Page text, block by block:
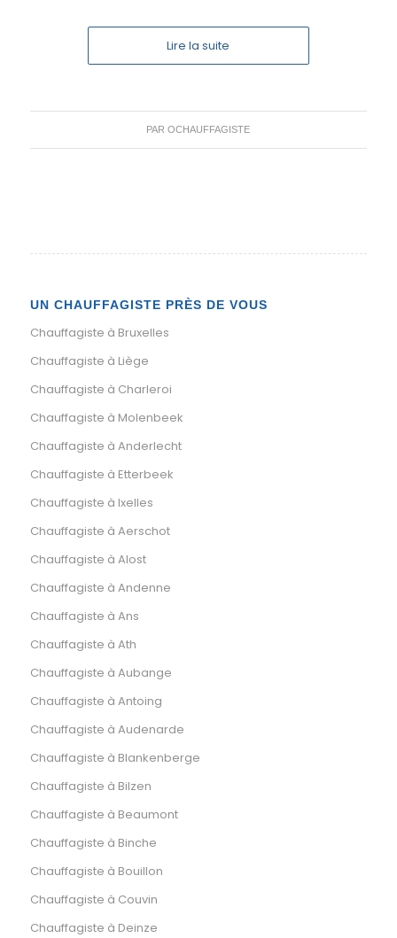
Lire la suite
PAROCHAUFFAGISTE
UN CHAUFFAGISTE PRÈS DE VOUS
Chauffagiste à Bruxelles
Chauffagiste à Liège
Chauffagiste à Charleroi
Chauffagiste à Molenbeek
Chauffagiste à Anderlecht
Chauffagiste à Etterbeek
Chauffagiste à Ixelles
Chauffagiste à Aerschot
Chauffagiste à Alost
Chauffagiste à Andenne
Chauffagiste à Ans
Chauffagiste à Ath
Chauffagiste à Aubange
Chauffagiste à Antoing
Chauffagiste à Audenarde
Chauffagiste à Blankenberge
Chauffagiste à Bilzen
Chauffagiste à Beaumont
Chauffagiste à Binche
Chauffagiste à Bouillon
Chauffagiste à Couvin
Chauffagiste à Deinze